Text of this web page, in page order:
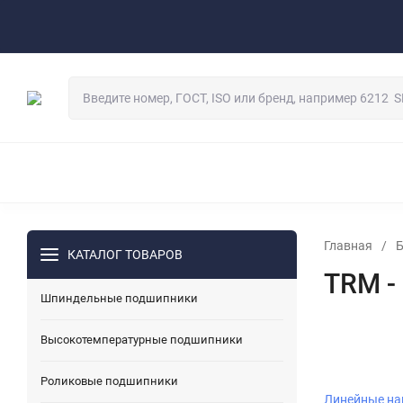
Сертификаты
Гарантии Логистика
Сотрудничество
ДЕТАЛИ
РУКАВА ВЫСОКОГО ДАВЛЕНИЯ И ГИДРАВЛИЧЕСКИЕ
КАТАЛОГ ТОВАРОВ
Шпиндельные подшипники
Высокотемпературные подшипники
Роликовые подшипники
Главная /
TRM
Линейные